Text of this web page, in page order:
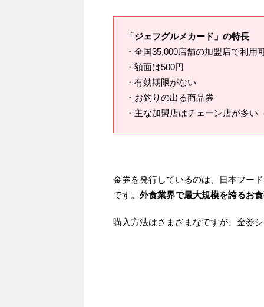
「ジェフグルメカード」の特長
・全国35,000店舗の加盟店で利用
・額面は500円
・有効期限がない
・お釣りの出る商品券
・主な加盟店はチェーン店が多い
金券を発行しているのは、日本フー
です。 外食業界で最大規模を誇るお
購入方法はさまざまなですが、金券